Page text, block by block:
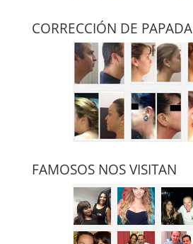
CORRECCIÓN DE PAPADA
FAMOSOS NOS VISITAN